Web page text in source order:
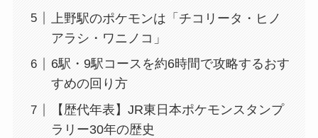
上野駅のポケモンは「チコリータ・ヒノ
アラシ・ワニノコ」
6駅・9駅コースを約6時間で攻略するおす
すめの回り方
【歴代年表】JR東日本ポケモンスタンプ
ラリー30年の歴史